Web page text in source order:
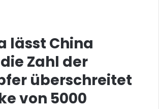
lässt China
Zahl der
überschreitet
von 5000